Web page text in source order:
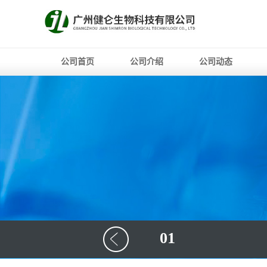
公司首页 公司介绍 公司动态
01